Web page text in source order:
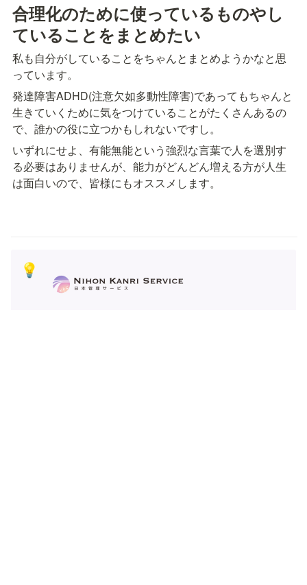
間で厳選されたエンジニアをご紹介 https://tech-camp.in/recruitment
■【あの有名企業も導入】テックキャンプ 法人研修 最新のテクノロジー
を使いこなす社員が育つ https://tech-camp.in/training ■マコなり社長に
直接人生相談をしたい方へ（公式LINEへ遷移します）
https://liff.line.me/2000224119-1nJvkqxe/landing?
follow=%40834zwuvg&lp=jo7jPc&liff_id=2000224119-1nJvkqxe ■マコ
なり社長のプロフィール 真子 就有(まこゆきなり) 1989年生まれ、福岡
市出身。青山学院大学卒。 大学在学中からプログラミングを独学で学
び、大学4年次に起業。Webサービスやアプリを自社でリリース。2014
年よりプログラミング教育事業「テックキャンプ」をスタート。現在は
日本最大規模のテクノロジースクールとなっている。2015年Forbes誌
「注目のUnder30起業家10人」に選出。 ■YouTubeビジネス関係のお問
い合わせ（企業案件・コラボ等）
https://forms.gle/YWXVuj9KrCKAB5ZE9 ■動画制作 原稿：マコなり社長
編集・サムネイル：マコなり社長監修のもとスタッフが作成 ■マコなり
社長の商品・サービス紹介のスタンス このチャンネルでは「人生にサ
プライズのある内容を伝えたい」と考え、日々動画投稿をしています。
Inspiring Ambient https://audiojungle.net/item/ambient-... Success
https://audiojungle.net/item/good-sta... Trendsetter - Mood Maze Music
from Uppbeat (free for Creators!): https://uppbeat.io/t/mood-
maze/trendsetter ■目次 0:00 OP 2:19 作業効率を爆上げするアクション
合理化のために使っているものやし
ていることをまとめたい
私も自分がしていることをちゃんとまとめようかなと思
っています。
発達障害ADHD(注意欠如多動性障害)であってもちゃんと
生きていくために気をつけていることがたくさんあるの
で、誰かの役に立つかもしれないですし。
いずれにせよ、有能無能という強烈な言葉で人を選別す
る必要はありませんが、能力がどんどん増える方が人生
は面白いので、皆様にもオススメします。
💡